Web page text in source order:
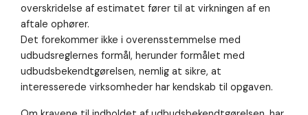
overskridelse af estimatet fører til at virkningen af en
aftale ophører.
Det forekommer ikke i overensstemmelse med
udbudsreglernes formål, herunder formålet med
udbudsbekendtgørelsen, nemlig at sikre, at
interesserede virksomheder har kendskab til opgaven.